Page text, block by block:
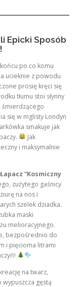
Epicki Sposób
po co komu
ucieknie z powodu
prosię kręci się
tłumu stoi słynny
śmierdzącego
się w mglisty Londyn
smakuje jak
Jak
i maksymalnie
“Kosmiczny
zużytego gaśnicy
na nos i
szelek dziadka.
maski
melioracyjnego.
bezpośrednio do
i pięcioma litrami
na twarz,
wypuszcza gęstą